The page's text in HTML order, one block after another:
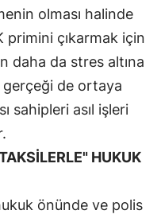
olması halinde
primini çıkarmak için
daha da stres altına
gerçeği de ortaya
sahipleri asıl işleri
HUKUK
önünde ve polis